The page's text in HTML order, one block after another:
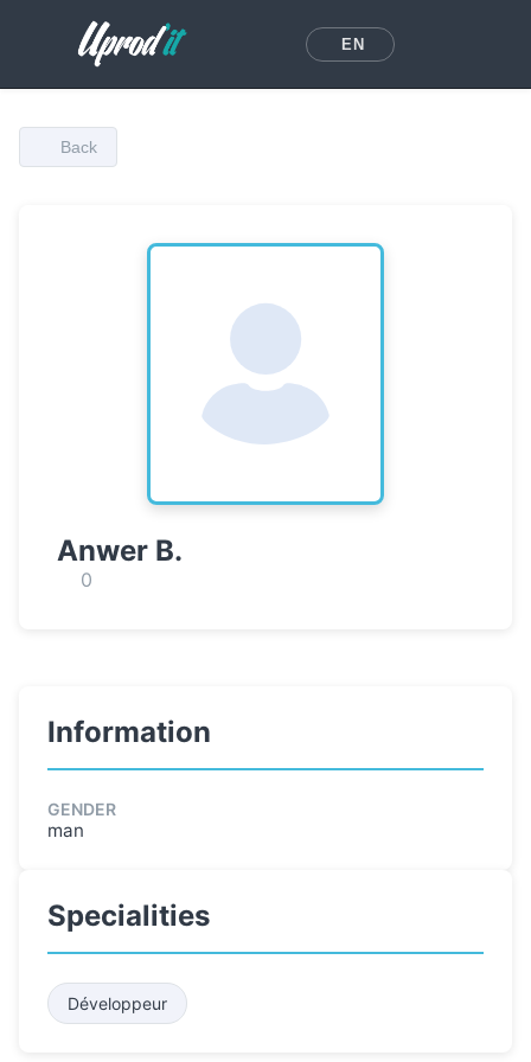
EN
Back
Anwer B.
0
Information
GENDER
man
Specialities
Développeur